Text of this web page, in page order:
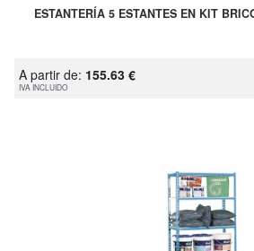
ESTANTERÍA 5 ESTANTES EN KIT
A partir de: 155.63 €
IVA INCLUIDO